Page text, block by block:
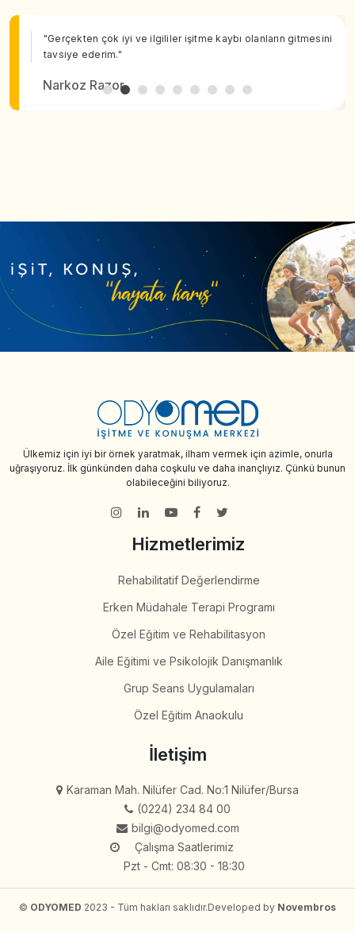
"Gerçekten çok iyi ve ilgililer işitme kaybı olanların gitmesini
tavsiye ederim."
Narkoz Razor
Ülkemiz için iyi bir örnek yaratmak, ilham vermek için azimle, onurla
uğraşıyoruz. İlk günkünden daha coşkulu ve daha inançlıyız. Çünkü bunun
olabileceğini biliyoruz.
Hizmetlerimiz
Rehabilitatif Değerlendirme
Erken Müdahale Terapi Programı
Özel Eğitim ve Rehabilitasyon
Aile Eğitimi ve Psikolojik Danışmanlık
Grup Seans Uygulamaları
Özel Eğitim Anaokulu
İletişim
Karaman Mah. Nilüfer Cad. No:1 Nilüfer/Bursa
(0224) 234 84 00
bilgi@odyomed.com
Çalışma Saatlerimiz
Pzt - Cmt: 08:30 - 18:30
© ODYOMED 2023 - Tüm hakları saklıdır.Developed by Novembros